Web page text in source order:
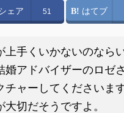
ェア 51 はてブ
上手くいかないのなら
婚アドバイザーのロゼ
チャーしてくださいま
切だそうですよ。